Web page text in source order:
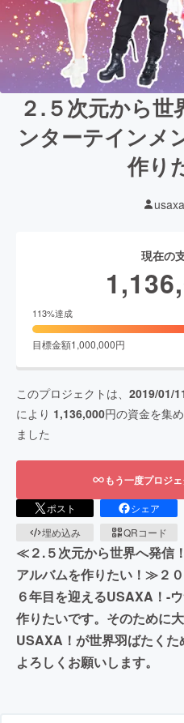
２.５次元から
ンターテインメ
作り
usaxa
現在の
113%達成
目標金額1,000,000円
このプロジェクトは、 2019/01/
により 1,136,000円の資金を集め
ました
もう一度プロジ
ポスト シェア
埋め込み
QRコード
≪２.５次元から世界へ発信
アルバムを作りたい！≫２
６年目を迎えるUSAXA！-
作りたいです。そのために
USAXA！が世界羽ばたくた
よろしくお願いします。